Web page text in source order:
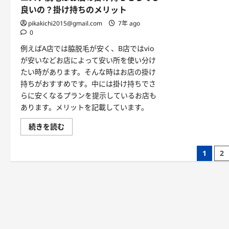
比
較
し
た
に
つ
い
て
詳
し
く
読
む
良いの？掛け持ちのメリット
pikakichi2015@gmail.com
7年 ago
0
例えばA店では脇脱毛が安く、B店ではvio
が安いなどお店によって安い所を使い分け
たい時があります。そんな時はお店の掛け
持ちがおすすめです。中には掛け持ちでさ
らに安くなるプランを提示しているお店も
あります。メリットを記載しています。
続きを読む
ス
は
1 2